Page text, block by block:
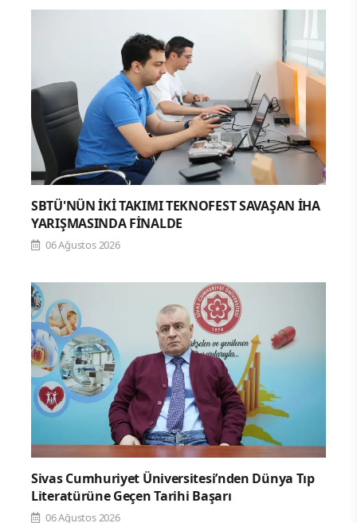
SBTÜ'NÜN İKİ TAKIMI TEKNOFEST SAVAŞAN İHA
YARIŞMASINDA FİNALDE
06 Ağustos 2026
Sivas Cumhuriyet Üniversitesi’nden Dünya Tıp
Literatürüne Geçen Tarihi Başarı
06 Ağustos 2026